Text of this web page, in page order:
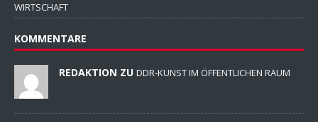
WIRTSCHAFT
KOMMENTARE
REDAKTION ZU DDR-KUNST IM ÖFFENTLICHEN RAUM